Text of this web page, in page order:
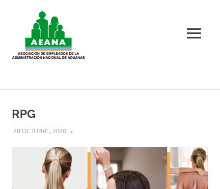
MENU
RPG
28 OCTUBRE, 2020